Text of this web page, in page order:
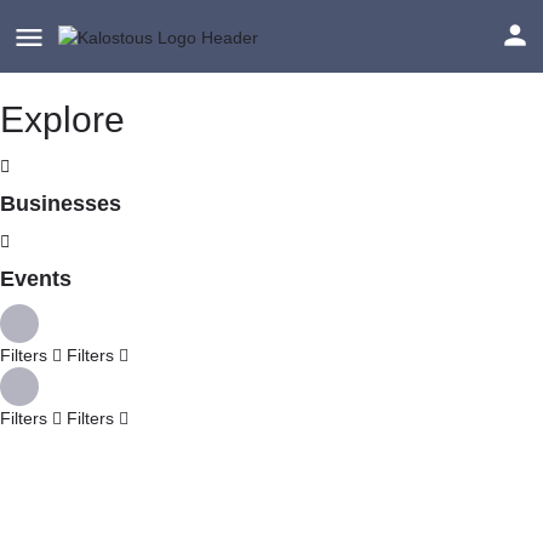
Explore
Businesses
Events
Filters Filters
Filters Filters